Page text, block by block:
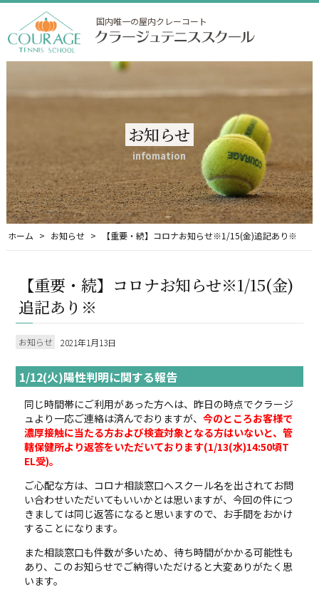
国内唯一の屋内クレーコート
お知らせ
infomation
ホーム お知らせ 【重要・続】コロナお知らせ※1/15(金)追記あり※
【重要・続】コロナお知らせ※1/15(金)
追記あり※
お知らせ 2021年1月13日
1/12(火)陽性判明に関する報告
同じ時間帯にご利用があった方へは、昨日の時点でクラージ
ュより一応ご連絡は済んでおりますが、今のところお客様で
濃厚接触に当たる方および検査対象となる方はいないと、管
轄保健所より返答をいただいております(1/13(水)14:50頃T
EL受)。
ご心配な方は、コロナ相談窓口へスクール名を出されてお問
い合わせいただいてもいいかとは思いますが、今回の件につ
きましては同じ返答になると思いますので、お手間をおかけ
することになります。
また相談窓口も件数が多いため、待ち時間がかかる可能性も
あり、このお知らせでご納得いただけると大変ありがたく思
います。